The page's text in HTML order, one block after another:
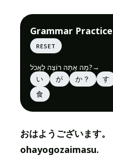
Grammar Practice
reset
מָה אַתָּה רוֹצֶה לֶאֱכֹל?→
い
が か？ す
食
おはようございます。
ohayogozaimasu.